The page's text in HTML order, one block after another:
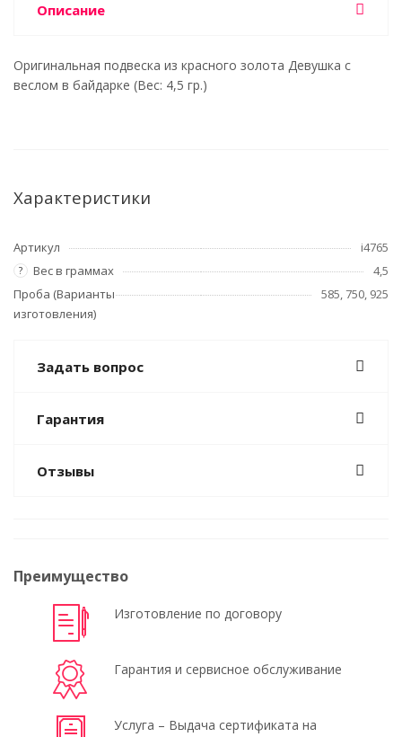
Описание
Оригинальная подвеска из красного золота Девушка с
веслом в байдарке (Вес: 4,5 гр.)
Характеристики
Артикул i4765
? Вес в граммах
4,5
Проба (Варианты
изготовления)
585, 750, 925
Задать вопрос
Гарантия
Отзывы
Преимущество
Изготовление по договору
Гарантия и сервисное обслуживание
Услуга – Выдача сертификата на